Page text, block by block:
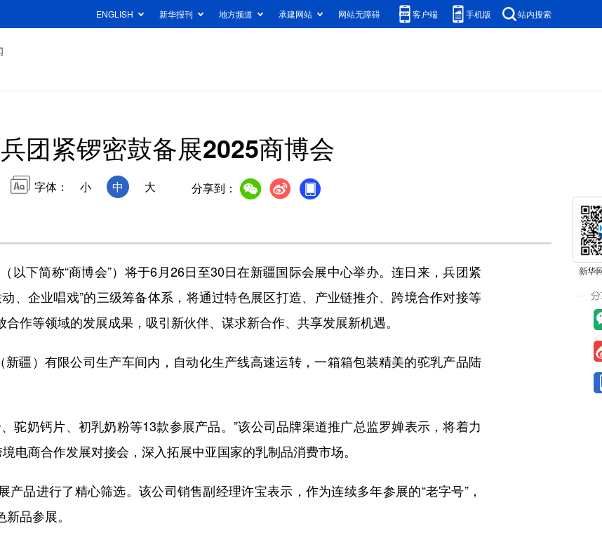
ENGLISH 新华报刊 地方频道 承建网站 网站无障碍 客户端 手机版 站内搜索
兵团紧锣密鼓备展2025商博会
字体： 小 中 大 分享到：
下简称“商博会”）将于6月26日至30日在新疆国际会展中心举办。连日来，兵团紧
、企业唱戏”的三级筹备体系，将通过特色展区打造、产业链推介、跨境合作对接等
作等领域的发展成果，吸引新伙伴、谋求新合作、共享发展新机遇。
）有限公司生产车间内，自动化生产线高速运转，一箱箱包装精美的驼乳产品陆
奶钙片、初乳奶粉等13款参展产品。”该公司品牌渠道推广总监罗婵表示，将着力
电商合作发展对接会，深入拓展中亚国家的乳制品消费市场。
品进行了精心筛选。该公司销售副经理许宝表示，作为连续多年参展的“老字号”，
品参展。